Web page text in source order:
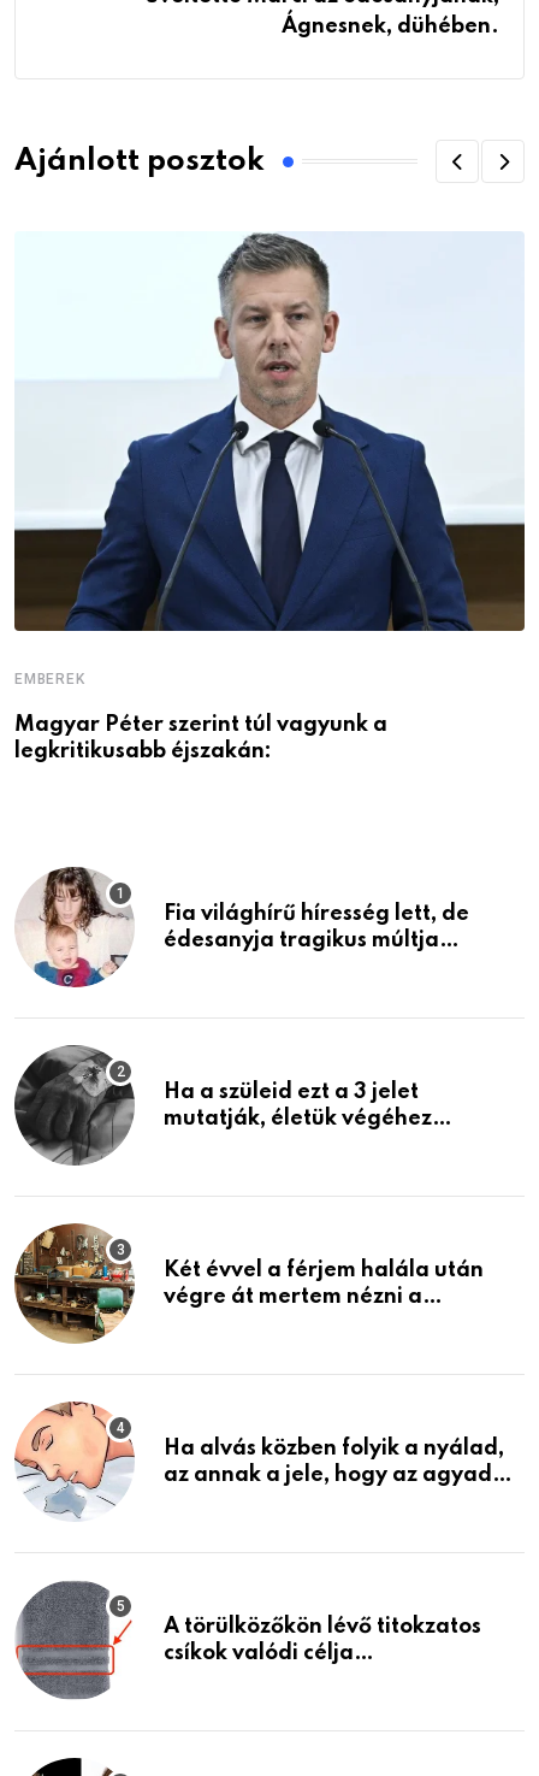
Ágnesnek, dühében.
Ajánlott posztok
EMBEREK
Magyar Péter szerint túl vagyunk a
legkritikusabb éjszakán:
Fia világhírű híresség lett, de
édesanyja tragikus múltja
Ha a szüleid ezt a 3 jelet
mutatják, életük végéhez
Két évvel a férjem halála után
végre át mertem nézni a
életemet
Ha alvás közben folyik a nyálad,
az annak a jele, hogy az agyad…
A törülközőkön lévő titokzatos
csíkok valódi célja…